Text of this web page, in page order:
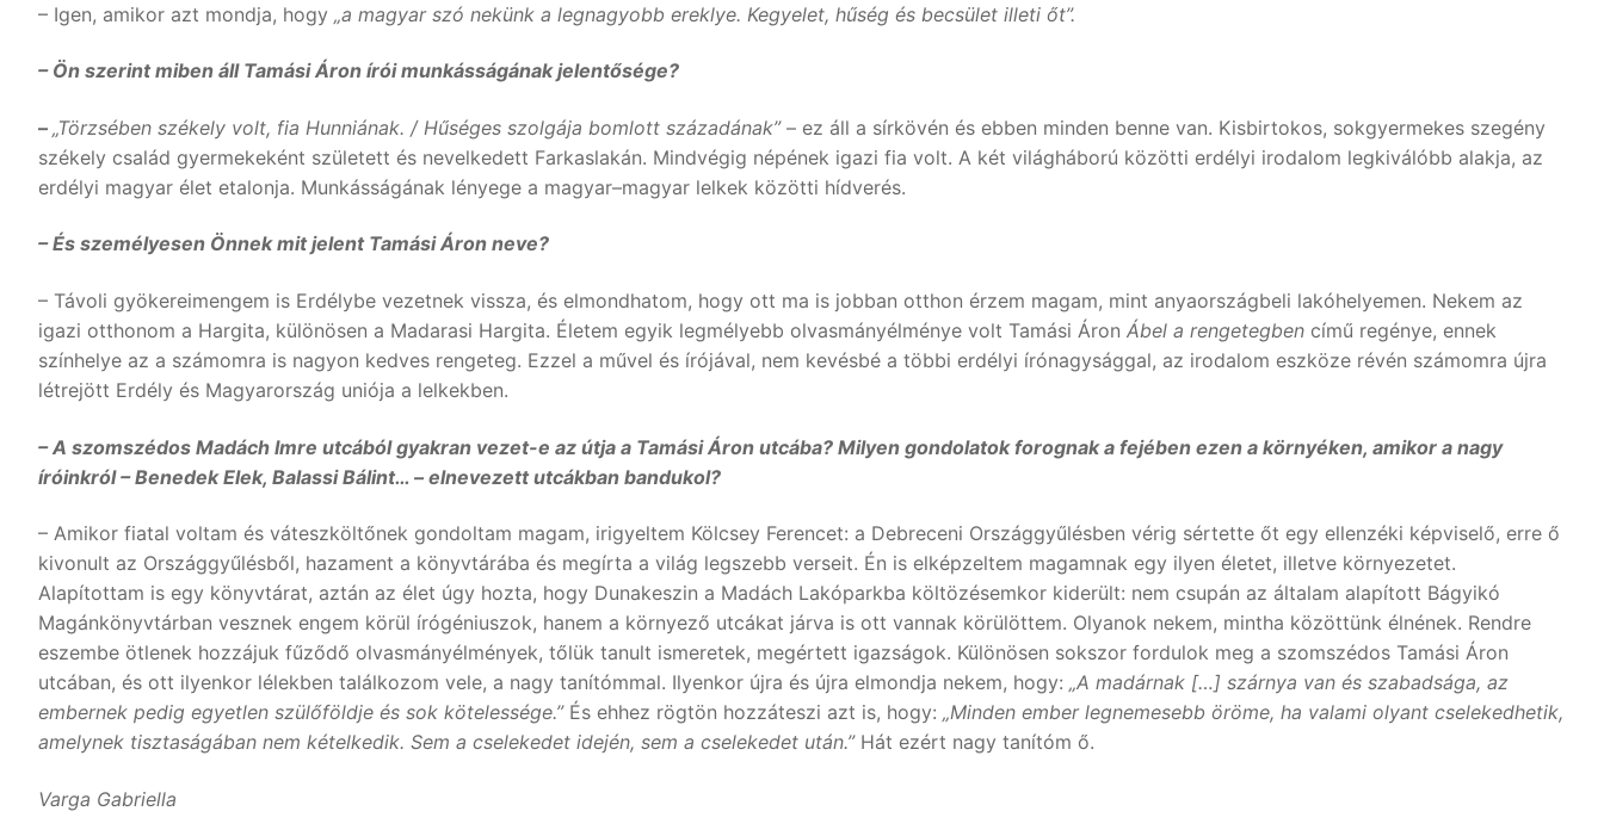
– Igen, amikor azt mondja, hogy „a magyar szó nekünk a legnagyobb ereklye. Kegyelet, hűség és becsület illeti őt”.
– Ön szerint miben áll Tamási Áron írói munkásságának jelentősége?
– „Törzsében székely volt, fia Hunniának. / Hűséges szolgája bomlott századának”– ez áll a sírkövén és ebben minden benne van. Kisbirtokos, sokgyermekes szegény
székely család gyermekeként született és nevelkedett Farkaslakán. Mindvégig népének igazi fia volt. A két világháború közötti erdélyi irodalom legkiválóbb alakja, az
erdélyi magyar élet etalonja. Munkásságának lényege a magyar–magyar lelkek közötti hídverés.
– És személyesen Önnek mit jelent Tamási Áron neve?
– Távoli gyökereimengem is Erdélybe vezetnek vissza, és elmondhatom, hogy ott ma is jobban otthon érzem magam, mint anyaországbeli lakóhelyemen. Nekem az
igazi otthonom a Hargita, különösen a Madarasi Hargita. Életem egyik legmélyebb olvasmányélménye volt Tamási Áron Ábel a rengetegben című regénye, ennek
színhelye az a számomra is nagyon kedves rengeteg. Ezzel a művel és írójával, nem kevésbé a többi erdélyi írónagysággal, az irodalom eszköze révén számomra újra
létrejött Erdély és Magyarország uniója a lelkekben.
– A szomszédos Madách Imre utcából gyakran vezet-e az útja a Tamási Áron utcába? Milyen gondolatok forognak a fejében ezen a környéken, amikor a nagy
íróinkról – Benedek Elek, Balassi Bálint… – elnevezett utcákban bandukol?
– Amikor fiatal voltam és váteszköltőnek gondoltam magam, irigyeltem Kölcsey Ferencet: a Debreceni Országgyűlésben vérig sértette őt egy ellenzéki képviselő, erre ő
kivonult az Országgyűlésből, hazament a könyvtárába és megírta a világ legszebb verseit. Én is elképzeltem magamnak egy ilyen életet, illetve környezetet.
Alapítottam is egy könyvtárat, aztán az élet úgy hozta, hogy Dunakeszin a Madách Lakóparkba költözésemkor kiderült: nem csupán az általam alapított Bágyikó
Magánkönyvtárban vesznek engem körül írógéniuszok, hanem a környező utcákat járva is ott vannak körülöttem. Olyanok nekem, mintha közöttünk élnének. Rendre
eszembe ötlenek hozzájuk fűződő olvasmányélmények, tőlük tanult ismeretek, megértett igazságok. Különösen sokszor fordulok meg a szomszédos Tamási Áron
utcában, és ott ilyenkor lélekben találkozom vele, a nagy tanítómmal. Ilyenkor újra és újra elmondja nekem, hogy: „A madárnak […] szárnya van és szabadsága, az
embernek pedig egyetlen szülőföldje és sok kötelessége.” És ehhez rögtön hozzáteszi azt is, hogy: „Minden ember legnemesebb öröme, ha valami olyant cselekedhetik,
amelynek tisztaságában nem kételkedik. Sem a cselekedet idején, sem a cselekedet után.”Hát ezért nagy tanítóm ő.
Varga Gabriella